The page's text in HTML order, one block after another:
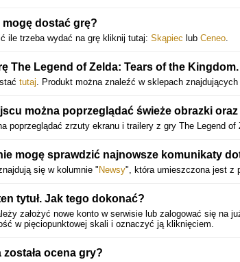
mogę dostać grę?
ile trzeba wydać na grę kliknij tutaj: Skąpiec lub Ceneo.
The Legend of Zelda: Tears of the
tutaj. Produkt można znaleźć w sklepach znajdujących
można poprzeglądać świeże obrazki
poprzeglądać zrzuty ekranu i trailery z gry The Legend of
mogę sprawdzić najnowsze komunikaty
się w kolumnie " Newsy", która umieszczona jest z
tytuł. Jak tego dokonać?
założyć nowe konto w serwisie lub zalogować się na
w pięciopunktowej skali i oznaczyć ją kliknięciem.
ocena gry?